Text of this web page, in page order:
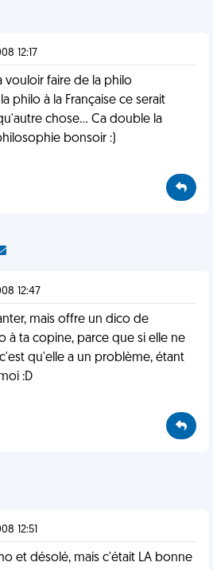
12:17
vouloir faire de la philo
philo à la Française ce serait
chose... Ca double la
bonsoir :)
12:47
mais offre un dico de
à ta copine, parce que si elle ne
qu'elle a un problème, étant
:D
12:51
et désolé, mais c'était LA bonne